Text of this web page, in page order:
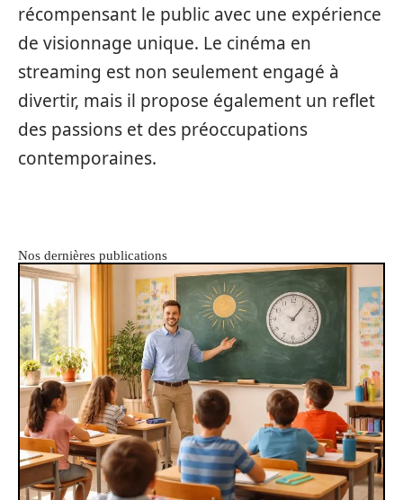
récompensant le public avec une expérience
de visionnage unique. Le cinéma en
streaming est non seulement engagé à
divertir, mais il propose également un reflet
des passions et des préoccupations
contemporaines.
Nos dernières publications